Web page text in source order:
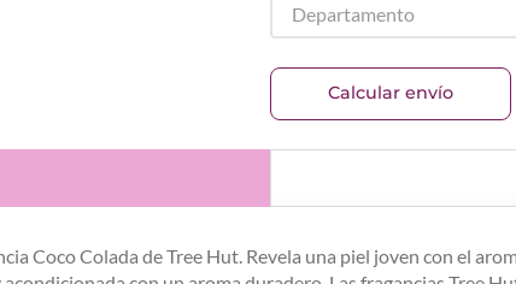
Departamento
Calcular envío
Coco Colada de Tree Hut. Revela una piel joven con el